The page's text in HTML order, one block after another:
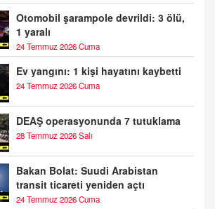
Otomobil şarampole devrildi: 3 ölü,
1 yaralı
24 Temmuz 2026 Cuma
Ev yangını: 1 kişi hayatını kaybetti
24 Temmuz 2026 Cuma
DEAŞ operasyonunda 7 tutuklama
28 Temmuz 2026 Salı
Bakan Bolat: Suudi Arabistan
transit ticareti yeniden açtı
24 Temmuz 2026 Cuma